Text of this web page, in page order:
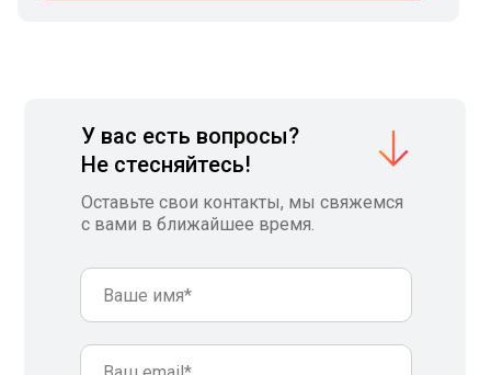
У вас есть вопросы?
Не стесняйтесь!
Оставьте свои контакты, мы свяжемся
с вами в ближайшее время.